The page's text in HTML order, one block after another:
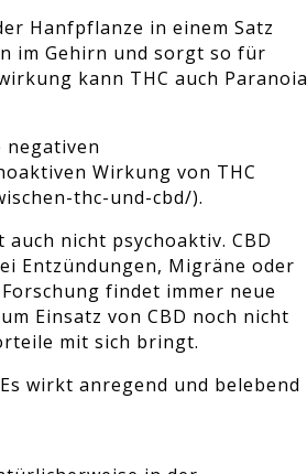
Hanfpflanze in einem Satz
im Gehirn und sorgt so für
kann THC auch Paranoia
negativen
Wirkung von THC
thc-und-cbd/).
nicht psychoaktiv. CBD
Entzündungen, Migräne oder
findet immer neue
Einsatz von CBD noch nicht
mit sich bringt.
wirkt anregend und belebend